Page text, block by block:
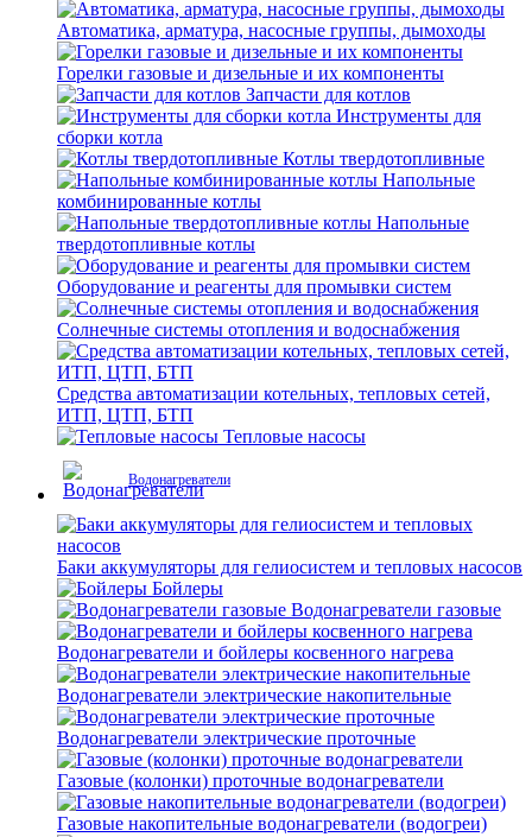
Автоматика, арматура, насосные группы, дымоходы
Горелки газовые и дизельные и их компоненты
Запчасти для котлов
Инструменты для
сборки котла
Котлы твердотопливные
Напольные
комбинированные котлы
Напольные
твердотопливные котлы
Оборудование и реагенты для промывки систем
Солнечные системы отопления и водоснабжения
Средства автоматизации котельных, тепловых сетей,
ИТП, ЦТП, БТП
Тепловые насосы
Водонагреватели
Баки аккумуляторы для гелиосистем и тепловых насосов
Бойлеры
Водонагреватели газовые
Водонагреватели и бойлеры косвенного нагрева
Водонагреватели электрические накопительные
Водонагреватели электрические проточные
Газовые (колонки) проточные водонагреватели
Газовые накопительные водонагреватели (водогреи)